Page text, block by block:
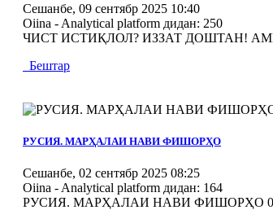
Сешанбе, 09 сентябр 2025 10:40
Oiina - Analytical platform дидан: 250
ЧИСТ ИСТИҚЛОЛ? ИЗЗАТ ДОШТАН!
Бештар
РУСИЯ. МАРҲАЛАИ НАВИ ФИШОРҲО
Сешанбе, 02 сентябр 2025 08:25
Oiina - Analytical platform дидан: 164
РУСИЯ. МАРҲАЛАИ НАВИ ФИШОРҲО